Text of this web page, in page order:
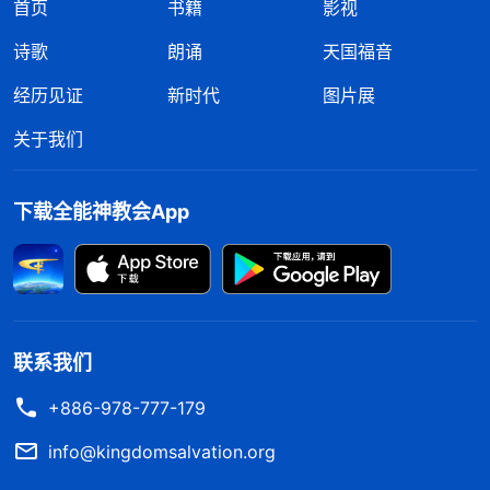
么大的脾气，幸亏我呼求神了，幸亏神帮助我，神加
给我力量，神真是我的后盾，让我蒙了保守，没让我
宽容、神的爱、神的怜悯是无限量的，人得学会到神
面前来要、来取。只要你有信心，你有真心，神会赐
能作到。所以，在做每一件事之前，先得想好你是不
是要这么做，如果你还没想好，你就应该先安静下
来。做每件事情之前，在血气要爆发之前，你得先安
静下来，呼求神的名，想想你这么做合不合神的心
意，如果神不满意，神会帮助你一点点地把血气收回
去，会帮助你挽回局面。这对你有没有益处？人与人
起初的那层关系了，所以在你要发泄的时候，要爆发
首页 书籍
影视
诗歌
朗诵
天国福音
经历见证
新时代
图片展
关于我们
下载全能神教会App
联系我们
+886-978-777-179
info@kingdomsalvation.org